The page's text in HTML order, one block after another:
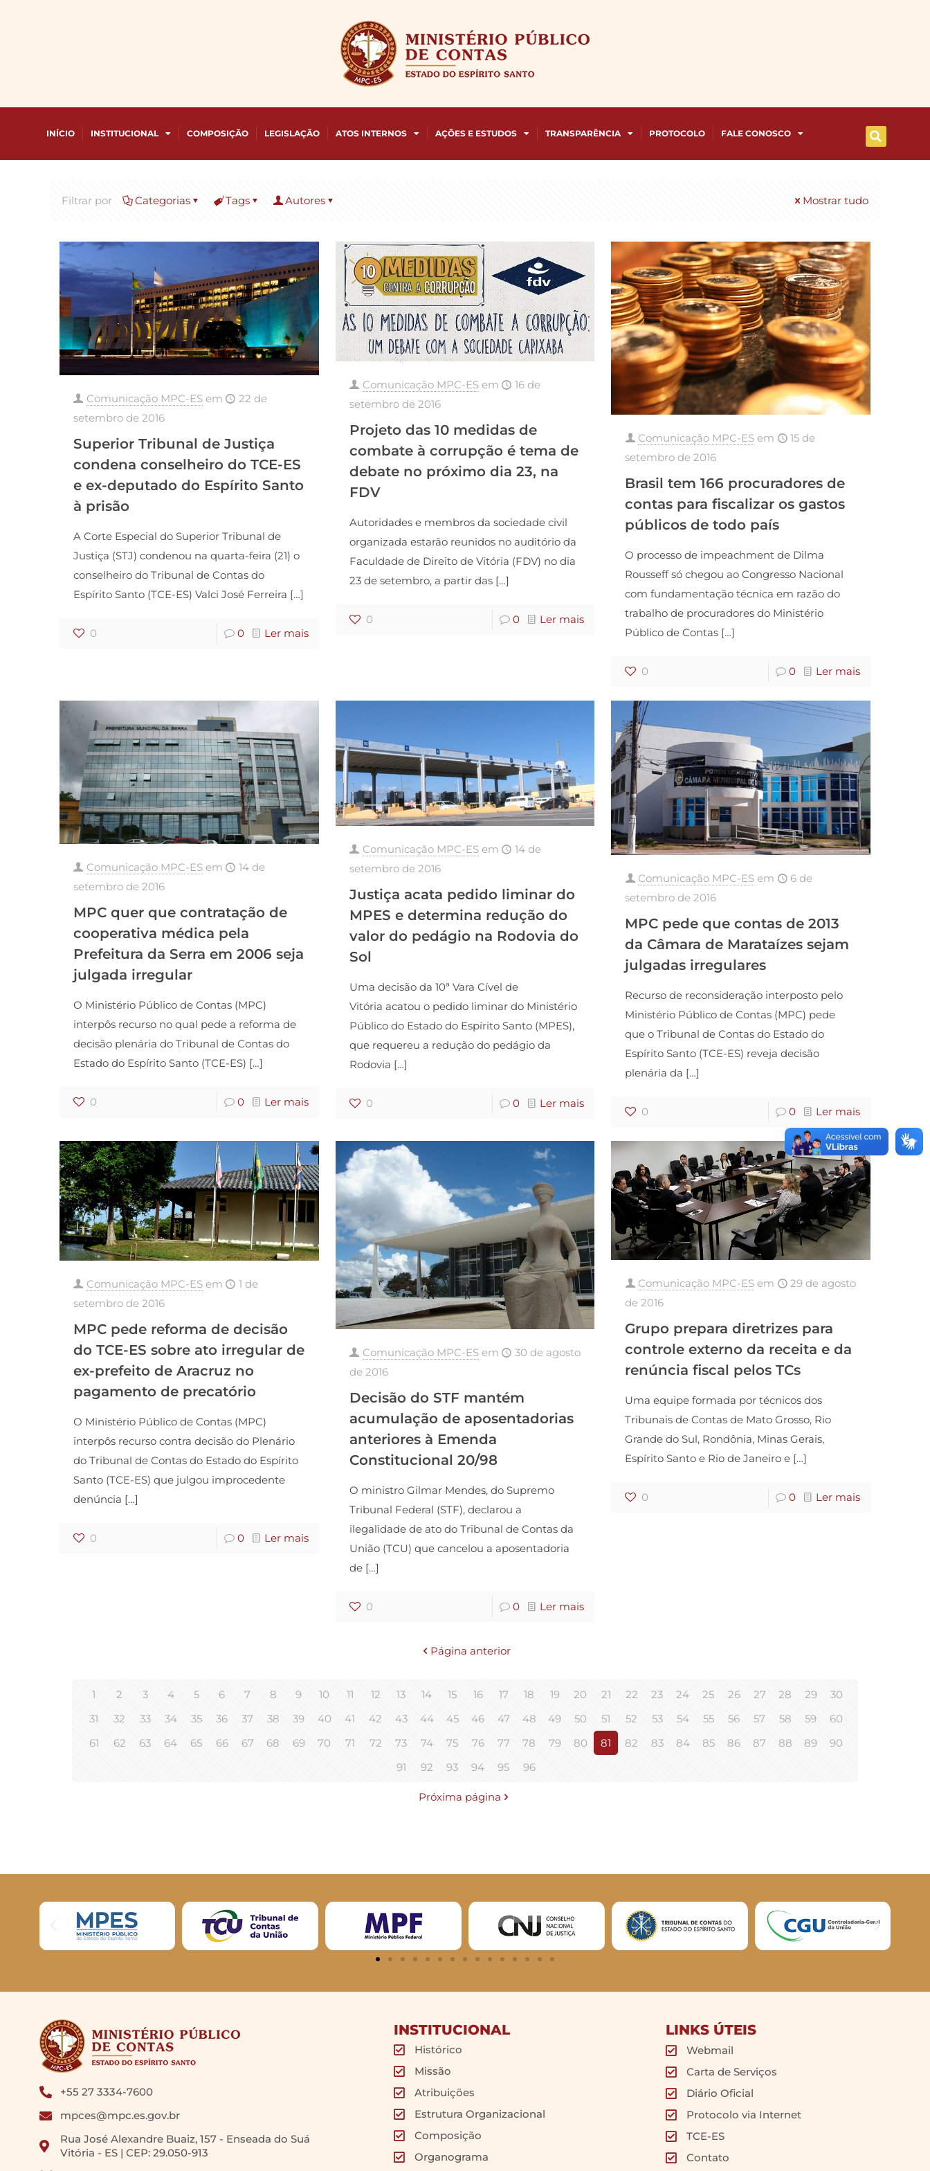
INÍCIO INSTITUCIONAL COMPOSIÇÃO LEGISLAÇÃO ATOS INTERNOS AÇÕES E ESTUDOS TRANSPARÊNCIA PROTOCOLO FALE CONOSCO
Filtrar por Categorias Tags Autores Mostrar tudo
Comunicação MPC-ES em
22 de
setembro de 2016
Superior Tribunal de Justiça
condena conselheiro do TCE-ES
e ex-deputado do Espírito Santo
à prisão
A Corte Especial do Superior Tribunal de
Justiça (STJ) condenou na quarta-feira (21) o
conselheiro do Tribunal de Contas do
Espírito Santo (TCE-ES) Valci José Ferreira […]
0 0 Ler mais
Comunicação MPC-ES em
16 de
setembro de 2016
Projeto das 10 medidas de
combate à corrupção é tema de
debate no próximo dia 23, na
FDV
Autoridades e membros da sociedade civil
organizada estarão reunidos no auditório da
Faculdade de Direito de Vitória (FDV) no dia
23 de setembro, a partir das[…]
0 0 Ler mais
Comunicação MPC-ES em
15 de
setembro de 2016
Brasil tem 166 procuradores de
contas para fiscalizar os gastos
públicos de todo país
O processo de impeachment de Dilma
Rousseff só chegou ao Congresso Nacional
com fundamentação técnica em razão do
trabalho de procuradores do Ministério
Público de Contas […]
0 0 Ler mais
Comunicação MPC-ES em
14 de
setembro de 2016
MPC quer que contratação de
cooperativa médica pela
Prefeitura da Serra em 2006 seja
julgada irregular
O Ministério Público de Contas (MPC)
interpôs recurso no qual pede a reforma de
decisão plenária do Tribunal de Contas do
Estado do Espírito Santo (TCE-ES) […]
0 0 Ler mais
Comunicação MPC-ES em
14 de
setembro de 2016
Justiça acata pedido liminar do
MPES e determina redução do
valor do pedágio na Rodovia do
Sol
Uma decisão da 10ª Vara Cível de
Vitória acatou o pedido liminar do Ministério
Público do Estado do Espírito Santo (MPES),
que requereu a redução do pedágio da
Rodovia […]
0 0 Ler mais
Comunicação MPC-ES em
6 de
setembro de 2016
MPC pede que contas de 2013
da Câmara de Marataízes sejam
julgadas irregulares
Recurso de reconsideração interposto pelo
Ministério Público de Contas (MPC) pede
que o Tribunal de Contas do Estado do
Espírito Santo (TCE-ES) reveja decisão
plenária da […]
0 0 Ler mais
Comunicação MPC-ES em
1 de
setembro de 2016
MPC pede reforma de decisão
do TCE-ES sobre ato irregular de
ex-prefeito de Aracruz no
pagamento de precatório
O Ministério Público de Contas (MPC)
interpôs recurso contra decisão do Plenário
do Tribunal de Contas do Estado do Espírito
Santo (TCE-ES) que julgou improcedente
denúncia […]
0 0 Ler mais
Comunicação MPC-ES em
30 de agosto
de 2016
Decisão do STF mantém
acumulação de aposentadorias
anteriores à Emenda
Constitucional 20/98
O ministro Gilmar Mendes, do Supremo
Tribunal Federal (STF), declarou a
ilegalidade de ato do Tribunal de Contas da
União (TCU) que cancelou a aposentadoria
de[…]
0 0 Ler mais
Comunicação MPC-ES em
29 de agosto
de 2016
Grupo prepara diretrizes para
controle externo da receita e da
renúncia fiscal pelos TCs
Uma equipe formada por técnicos dos
Tribunais de Contas de Mato Grosso, Rio
Grande do Sul, Rondônia, Minas Gerais,
Espírito Santo e Rio de Janeiro e […]
0 0 Ler mais
Página anterior
1 2 3 4 5 6 7 8 9 10 11 12 13 14 15 16 17 18 19 20 21 22 23 24 25 26 27 28 29
30
31
32 33 34 35 36 37 38 39 40 41 42 43 44 45 46 47 48 49 50 51 52 53 54 55 56 57 58 59
60
61
62 63 64 65 66 67 68 69 70 71 72 73 74 75 76 77 78 79 80 81 82 83 84 85 86 87 88 89
90
91
92 93 94 95 96
Próxima página
+55 27 3334-7600
mpces@mpc.es.gov.br
Rua José Alexandre Buaiz, 157 - Enseada do Suá
Vitória - ES | CEP: 29.050-913
INSTITUCIONAL
Histórico
Missão
Atribuições
Estrutura Organizacional
Composição
Organograma
LINKS ÚTEIS
Webmail
Carta de Serviços
Diário Oficial
Protocolo via Internet
TCE-ES
Contato